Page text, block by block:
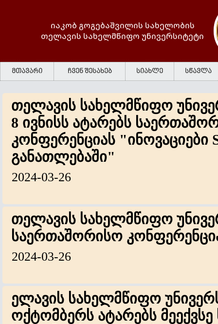
იაკობ გოგებაშვილის სახელობის
თელავის სახელმწიფო უნივერსიტეტი
მთავარი ჩვენ შესახებ სიახლე სწავლა
თელავის სახელმწიფო
8 ივნისს ატარებს
კონფერენციას "ინოვაციები
განათლებაში"
2024-03-26
თელავის სახელმწიფო
საერთაშორისო
2024-03-26
ელავის სახელმწიფო
ოქტომბერს ატარებს